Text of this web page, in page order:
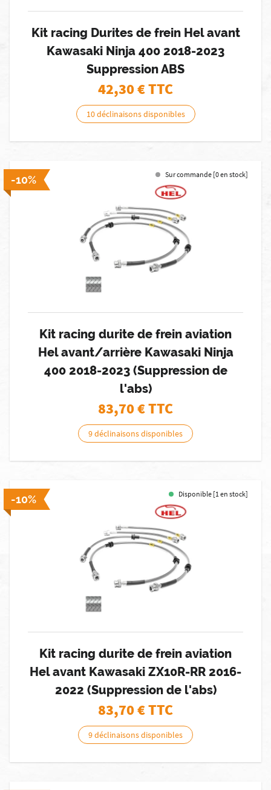
Kit racing Durites de frein Hel avant
Kawasaki Ninja 400 2018-2023
Suppression ABS
42,30€ TTC
10 déclinaisons disponibles
-10% Sur commande [0 en stock]
Kit racing durite de frein aviation
Hel avant/arrière Kawasaki Ninja
400 2018-2023 (Suppression de
l'abs)
83,70€ TTC
9 déclinaisons disponibles
-10% Disponible [1 en stock]
Kit racing durite de frein aviation
Hel avant Kawasaki ZX10R-RR 2016-
2022 (Suppression de l'abs)
83,70€ TTC
9 déclinaisons disponibles